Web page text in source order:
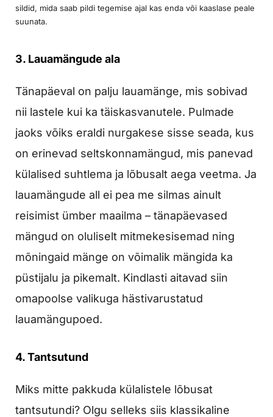
sildid, mida saab pildi tegemise ajal kas enda või kaaslase peale
suunata.
3. Lauamängude ala
Tänapäeval on palju lauamänge, mis sobivad
nii lastele kui ka täiskasvanutele. Pulmade
jaoks võiks eraldi nurgakese sisse seada, kus
on erinevad seltskonnamängud, mis panevad
külalised suhtlema ja lõbusalt aega veetma. Ja
lauamängude all ei pea me silmas ainult
reisimist ümber maailma – tänapäevased
mängud on oluliselt mitmekesisemad ning
mõningaid mänge on võimalik mängida ka
püstijalu ja pikemalt. Kindlasti aitavad siin
omapoolse valikuga hästivarustatud
lauamängupoed.
4. Tantsutund
Miks mitte pakkuda külalistele lõbusat
tantsutundi? Olgu selleks siis klassikaline